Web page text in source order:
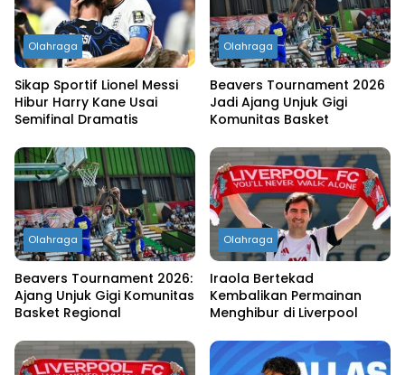
Olahraga
Sikap Sportif Lionel Messi
Hibur Harry Kane Usai
Semifinal Dramatis
Olahraga
Beavers Tournament 2026
Jadi Ajang Unjuk Gigi
Komunitas Basket
Olahraga
Beavers Tournament 2026:
Ajang Unjuk Gigi Komunitas
Basket Regional
Olahraga
Iraola Bertekad
Kembalikan Permainan
Menghibur di Liverpool